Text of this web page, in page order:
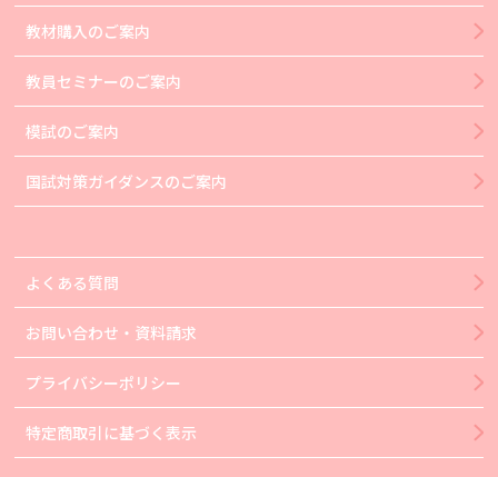
教材購入のご案内
教員セミナーのご案内
模試のご案内
国試対策ガイダンスのご案内
よくある質問
お問い合わせ・資料請求
プライバシーポリシー
特定商取引に基づく表示